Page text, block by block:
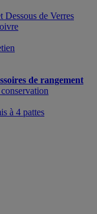
Dessous de Verres
de rangement
à 4 pattes